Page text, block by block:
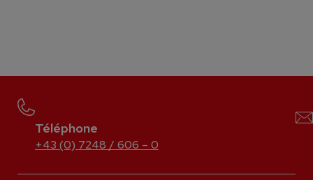
Téléphone
+43 (0) 7248 / 606 – 0